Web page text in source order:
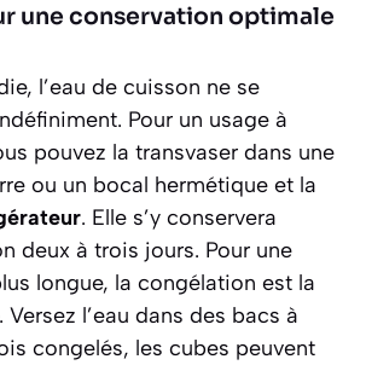
une conservation optimale
l’eau de cuisson ne se
Pour un usage à
pouvez la transvaser dans une
ou un bocal hermétique et la
. Elle s’y conservera
deux à trois jours. Pour une
longue, la congélation est la
l’eau dans des bacs à
congelés, les cubes peuvent